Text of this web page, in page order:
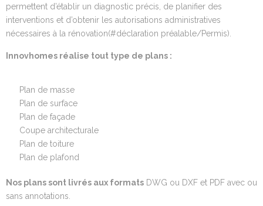
permettent d’établir un diagnostic précis, de planifier des
interventions et d’obtenir les autorisations administratives
nécessaires à la rénovation(#déclaration préalable/Permis)
Innovhomes réalise tout type de plans :
Plan de masse
Plan de surface
Plan de façade
Coupe architecturale
Plan de toiture
Plan de plafond
Nos plans sont livrés aux formats DWG ou DXF et PDF avec ou
sans annotations.